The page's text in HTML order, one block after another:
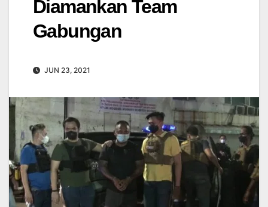
Diamankan Team
Gabungan
JUN 23, 2021